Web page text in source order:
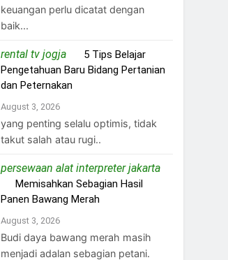
keuangan perlu dicatat dengan
baik...
rental tv jogjaon 5 Tips Belajar
Pengetahuan Baru Bidang Pertanian
dan Peternakan
August 3, 2026
yang penting selalu optimis, tidak
takut salah atau rugi..
persewaan alat interpreter jakarta
Memisahkan Sebagian Hasil
Panen Bawang Merah
August 3, 2026
Budi daya bawang merah masih
menjadi adalan sebagian petani.